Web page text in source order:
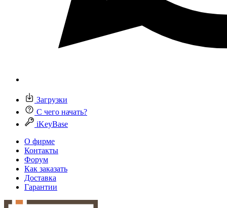
Загрузки
С чего начать?
iKeyBase
О фирме
Контакты
Форум
Как заказать
Доставка
Гарантии